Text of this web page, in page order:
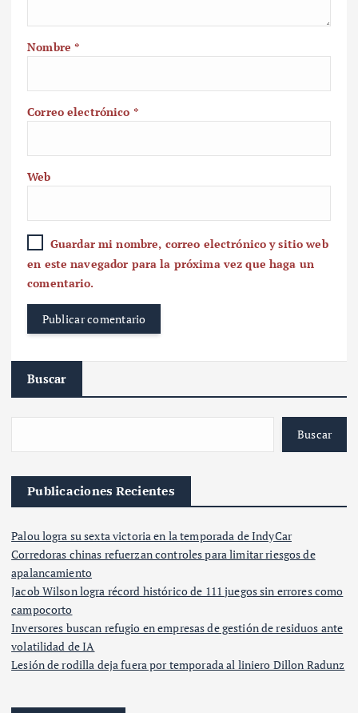
Nombre*
Correo electrónico *
Web
Guardar mi nombre, correo electrónico y sitio web
en este navegador para la próxima vez que haga un
comentario.
Buscar
Buscar
Publicaciones Recientes
Palou logra su sexta victoria en la temporada de IndyCar
Corredoras chinas refuerzan controles para limitar riesgos de
apalancamiento
Jacob Wilson logra récord histórico de 111 juegos sin errores como
campocorto
Inversores buscan refugio en empresas de gestión de residuos ante
volatilidad de IA
Lesión de rodilla deja fuera por temporada al liniero Dillon Radunz